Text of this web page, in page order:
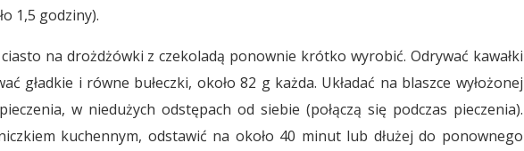
1,5 godziny).
na drożdżówki z czekoladą ponownie krótko wyrobić. Odrywać kawałki
gładkie i równe bułeczki, około 82 g każda. Układać na blaszce wyłożonej
w niedużych odstępach od siebie (połączą się podczas pieczenia).
kuchennym, odstawić na około 40 minut lub dłużej do ponownego